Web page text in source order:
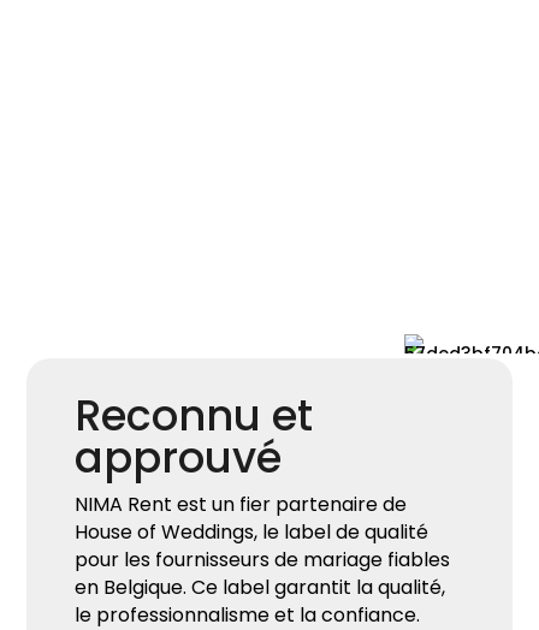
Reconnu et
approuvé
NIMA Rent est un fier partenaire de
House of Weddings, le label de qualité
pour les fournisseurs de mariage fiables
en Belgique. Ce label garantit la qualité,
le professionnalisme et la confiance.